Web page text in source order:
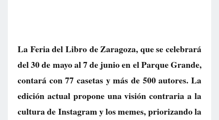
La Feria del Libro de Zaragoza, que se celebrará
del 30 de mayo al 7 de junio en el Parque Grande,
contará con 77 casetas y más de 500 autores. La
edición actual propone una visión contraria a la
cultura de Instagram y los memes, priorizando la